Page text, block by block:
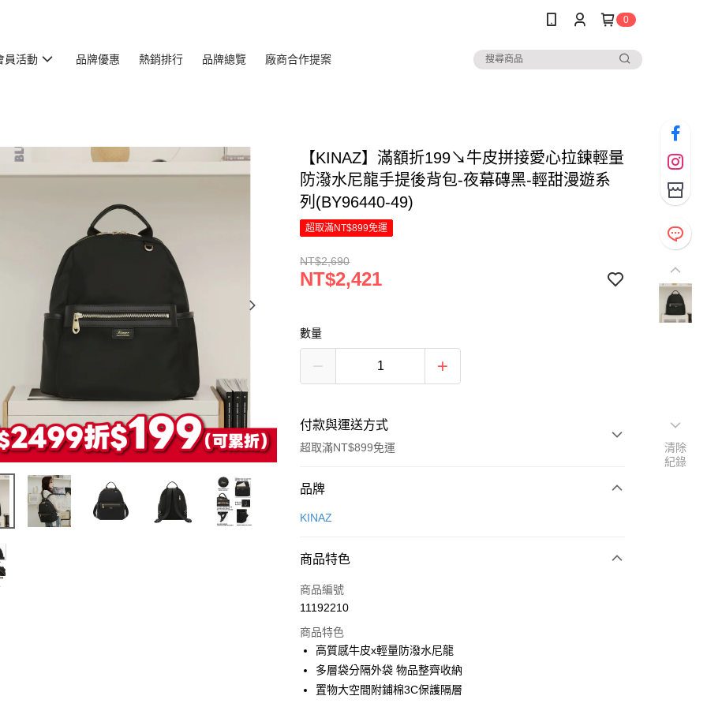
0
員活動 品牌優惠 熱銷排行 品牌總覽 廠商合作提案
【KINAZ】滿額折199↘牛皮拼接愛心拉鍊輕量
防潑水尼龍手提後背包-夜幕磚黑-輕甜漫遊系
列(BY96440-49)
超取滿NT$899免運
NT$2,690
NT$2,421
數量
付款與運送方式
超取滿NT$899免運
付款方式
信用卡一次付款
街口支付
悠遊付
Google Pay
全盈+PAY
品牌
KINAZ
商品特色
商品編號
11192210
商品特色
高質感牛皮x輕量防潑水尼龍
多層袋分隔外袋 物品整齊收納
置物大空間附鋪棉3C保護隔層
清除
紀錄